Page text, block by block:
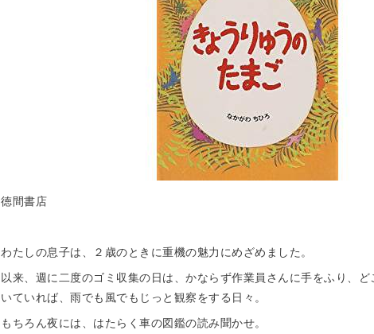
徳間書店
わたしの息子は、２歳のときに重機の魅力にめざめました。
以来、週に二度のゴミ収集の日は、かならず作業員さんに手をふり、
いていれば、雨でも風でもじっと観察をする日々。
もちろん夜には、はたらく車の図鑑の読み聞かせ。